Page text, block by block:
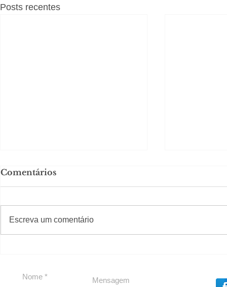
Posts recentes
CAJUCIDADE
Comentários
Escreva um comentário
#Sugestões